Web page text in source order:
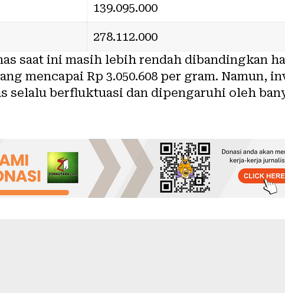
139.095.000
278.112.000
saat ini masih lebih rendah dibandingkan
mencapai Rp 3.050.608 per gram. Namun,
selalu berfluktuasi dan dipengaruhi oleh